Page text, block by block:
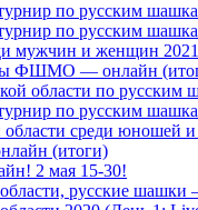
по русским
по русским
мужчин и женщин 2021
ФШМО — онлайн
области по русским
по русским
области среди юношей
(итоги)
2 мая 15-30!
русские шашки